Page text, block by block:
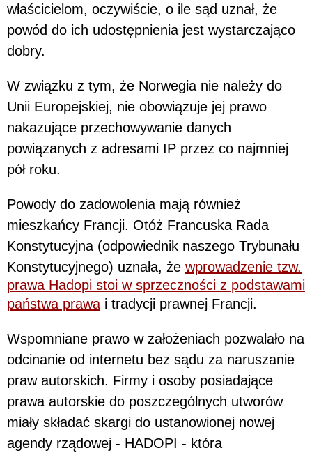
właścicielom, oczywiście, o ile sąd uznał, że
powód do ich udostępnienia jest wystarczająco
dobry.
W związku z tym, że Norwegia nie należy do
Unii Europejskiej, nie obowiązuje jej prawo
nakazujące przechowywanie danych
powiązanych z adresami IP przez co najmniej
pół roku.
Powody do zadowolenia mają również
mieszkańcy Francji. Otóż Francuska Rada
Konstytucyjna (odpowiednik naszego Trybunału
Konstytucyjnego) uznała, że wprowadzenie tzw.
prawa Hadopi stoi w sprzeczności z podstawami
państwa prawa i tradycji prawnej Francji.
Wspomniane prawo w założeniach pozwalało na
odcinanie od internetu bez sądu za naruszanie
praw autorskich. Firmy i osoby posiadające
prawa autorskie do poszczególnych utworów
miały składać skargi do ustanowionej nowej
agendy rządowej - HADOPI - która